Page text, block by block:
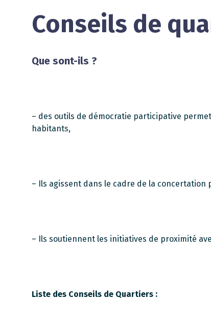
Conseils de
Que sont-ils ?
– des outils de démocratie participative
habitants,
– Ils agissent dans le cadre de la
– Ils soutiennent les initiatives de proximité
Liste des Conseils de Quartiers :